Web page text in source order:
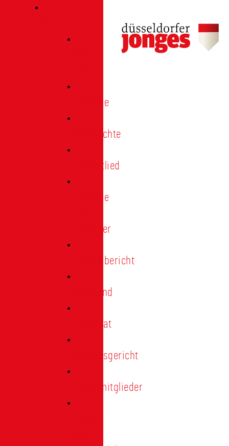
Termine
Geschichte
Heimatlied
Freunde
Förderer
Jahresbericht
Vorstand
Ehrenrat
Schiedsgericht
Ehrenmitglieder